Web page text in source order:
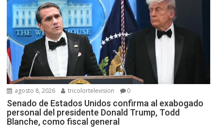
agosto 8, 2026 tricolortelevision 0
Senado de Estados Unidos confirma al exabogado
personal del presidente Donald Trump, Todd
Blanche, como fiscal general